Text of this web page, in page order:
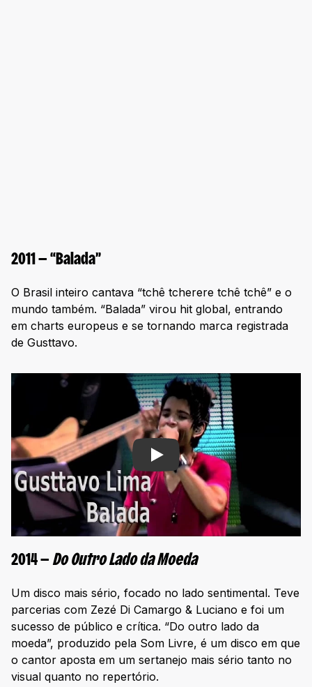
2011 — “Balada”
O Brasil inteiro cantava “tchê tcherere tchê tchê” e o
mundo também. “Balada” virou hit global, entrando
em charts europeus e se tornando marca registrada
de Gusttavo.
Play
2014 — Do Outro Lado da Moeda
Um disco mais sério, focado no lado sentimental. Teve
parcerias com Zezé Di Camargo & Luciano e foi um
sucesso de público e crítica. “Do outro lado da
moeda”, produzido pela Som Livre, é um disco em que
o cantor aposta em um sertanejo mais sério tanto no
visual quanto no repertório.